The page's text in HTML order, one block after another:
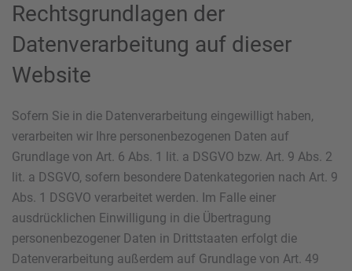
Rechtsgrundlagen der
Datenverarbeitung auf dieser
Website
Sofern Sie in die Datenverarbeitung eingewilligt haben,
verarbeiten wir Ihre personenbezogenen Daten auf
Grundlage von Art. 6 Abs. 1 lit. a DSGVO bzw. Art. 9 Abs. 2
lit. a DSGVO, sofern besondere Datenkategorien nach Art. 9
Abs. 1 DSGVO verarbeitet werden. Im Falle einer
ausdrücklichen Einwilligung in die Übertragung
personenbezogener Daten in Drittstaaten erfolgt die
Datenverarbeitung außerdem auf Grundlage von Art. 49